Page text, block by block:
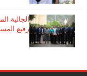
الجالية
رفيع